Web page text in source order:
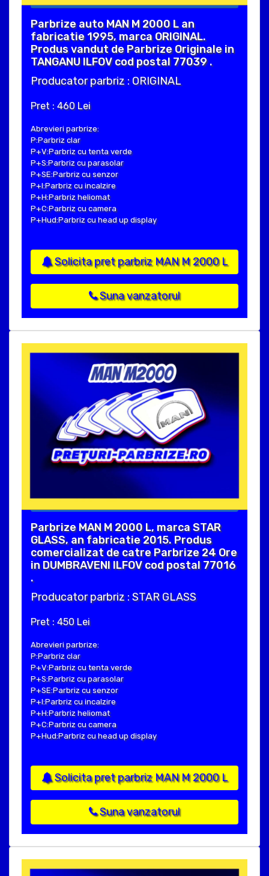
Parbrize auto MAN M 2000 L an
fabricatie 1995, marca ORIGINAL.
Produs vandut de Parbrize Originale in
TANGANU ILFOV cod postal 77039 .
Producator parbriz : ORIGINAL
Pret : 460 Lei
Abrevieri parbrize:
P:Parbriz clar
P+V:Parbriz cu tenta verde
P+S:Parbriz cu parasolar
P+SE:Parbriz cu senzor
P+I:Parbriz cu incalzire
P+H:Parbriz heliomat
P+C:Parbriz cu camera
P+Hud:Parbriz cu head up display
Solicita pret parbriz MAN M 2000 L
Suna vanzatorul
Parbrize MAN M 2000 L, marca STAR
GLASS, an fabricatie 2015. Produs
comercializat de catre Parbrize 24 Ore
in DUMBRAVENI ILFOV cod postal 77016
.
Producator parbriz : STAR GLASS
Pret : 450 Lei
Abrevieri parbrize:
P:Parbriz clar
P+V:Parbriz cu tenta verde
P+S:Parbriz cu parasolar
P+SE:Parbriz cu senzor
P+I:Parbriz cu incalzire
P+H:Parbriz heliomat
P+C:Parbriz cu camera
P+Hud:Parbriz cu head up display
Solicita pret parbriz MAN M 2000 L
Suna vanzatorul